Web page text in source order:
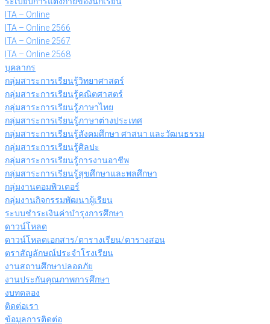
ITA – Online
ITA – Online 2566
ITA – Online 2567
ITA – Online 2568
บุคลากร
กลุ่มสาระการเรียนรู้วิทยาศาสตร์
กลุ่มสาระการเรียนรู้คณิตศาสตร์
กลุ่มสาระการเรียนรู้ภาษาไทย
กลุ่มสาระการเรียนรู้ภาษาต่างประเทศ
กลุ่มสาระการเรียนรู้สังคมศึกษา ศาสนา และวัฒนธรรม
กลุ่มสาระการเรียนรู้ศิลปะ
กลุ่มสาระการเรียนรู้การงานอาชีพ
กลุ่มสาระการเรียนรู้สุขศึกษาและพลศึกษา
กลุ่มงานคอมพิวเตอร์
กลุ่มงานกิจกรรมพัฒนาผู้เรียน
ระบบชำระเงินค่าบำรุงการศึกษา
ดาวน์โหลด
ดาวน์โหลดเอกสาร/ตารางเรียน/ตารางสอน
ตราสัญลักษณ์ประจำโรงเรียน
งานสถานศึกษาปลอดภัย
งานประกันคุณภาพการศึกษา
งบทดลอง
ติดต่อเรา
ข้อมูลการติดต่อ